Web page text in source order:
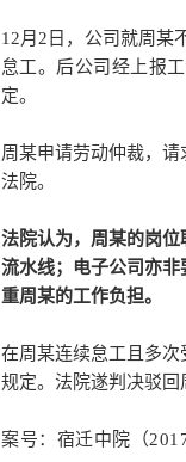
12月2日，公司就周某
怠工。 后公司经上报
定。
周某申请劳动仲裁，
法院。
法院认为，周某的岗
流水线；
电子公司亦
重周某的工作负担。
在周某连续怠工且多
规定。 法院遂判决驳回
案号：宿迁中院（